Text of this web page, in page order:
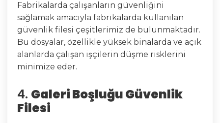
Fabrikalarda çalışanların güvenliğini
sağlamak amacıyla fabrikalarda kullanılan
güvenlik filesi çeşitlerimiz de bulunmaktadır.
Bu dosyalar, özellikle yüksek binalarda ve açık
alanlarda çalışan işçilerin düşme risklerini
minimize eder.
4. Galeri Boşluğu Güvenlik
Filesi